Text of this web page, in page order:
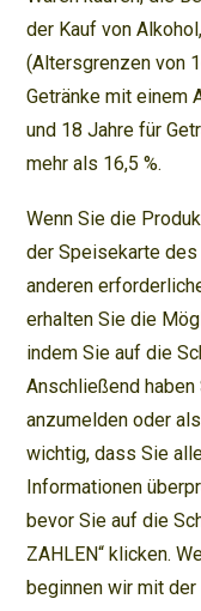
der Kauf von
(Altersgrenzen von
Getränke mit einem
und 18 Jahre für
mehr als 16,5 %.
Wenn Sie die
der Speisekarte
anderen
erhalten Sie die
indem Sie auf die
Anschließend
anzumelden oder
wichtig, dass Sie
Informationen
bevor Sie auf die
ZAHLEN“ klicken.
beginnen wir mit